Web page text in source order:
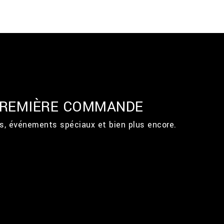
COMMANDE
événements spéciaux et bien plus encore.